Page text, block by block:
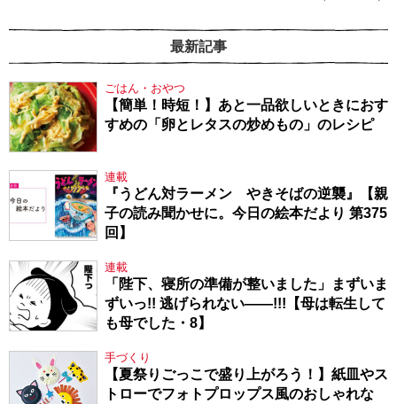
最新記事
ごはん・おやつ
【簡単！時短！】あと一品欲しいときにおす
すめの「卵とレタスの炒めもの」のレシピ
連載
『うどん対ラーメン やきそばの逆襲』【親
子の読み聞かせに。今日の絵本だより 第375
回】
連載
「陛下、寝所の準備が整いました」まずいま
ずいっ!! 逃げられない――!!!【母は転生して
も母でした・8】
手づくり
【夏祭りごっこで盛り上がろう！】紙皿やス
トローでフォトプロップス風のおしゃれな